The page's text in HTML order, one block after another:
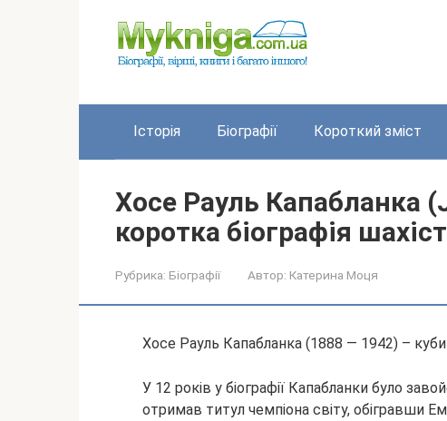
Історія Біографії Короткий зміст
Хосе Рауль Капабланка
коротка біографія
Рубрика: Біографії Автор: Катерина Моця
Хосе Рауль Капабланка (1888 — 1942) –
У 12 років у біографії Капабланки було
отримав титул чемпіона світу, обігравши